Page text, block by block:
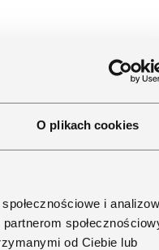
O plikach cookies
i
od Ciebie lub
Stawka
zł). Limit progu dla
solidarnościowej
obliczonego
stawką 4%.